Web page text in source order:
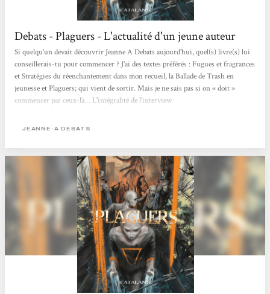
Debats - Plaguers - L'actualité d'un jeune auteur
Si quelqu'un devait découvrir Jeanne A Debats aujourd'hui, quel(s) livre(s) lui
conseillerais-tu pour commencer ? J’ai des textes préférés : Fugues et fragrances
et Stratégies du réenchantement dans mon recueil, la Ballade de Trash en
jeunesse et Plaguers; qui vient de sortir. Mais je ne sais pas si on « doit »
commencer par ceux-là… L'intégralité de l'interview
JEANNE-A DEBATS